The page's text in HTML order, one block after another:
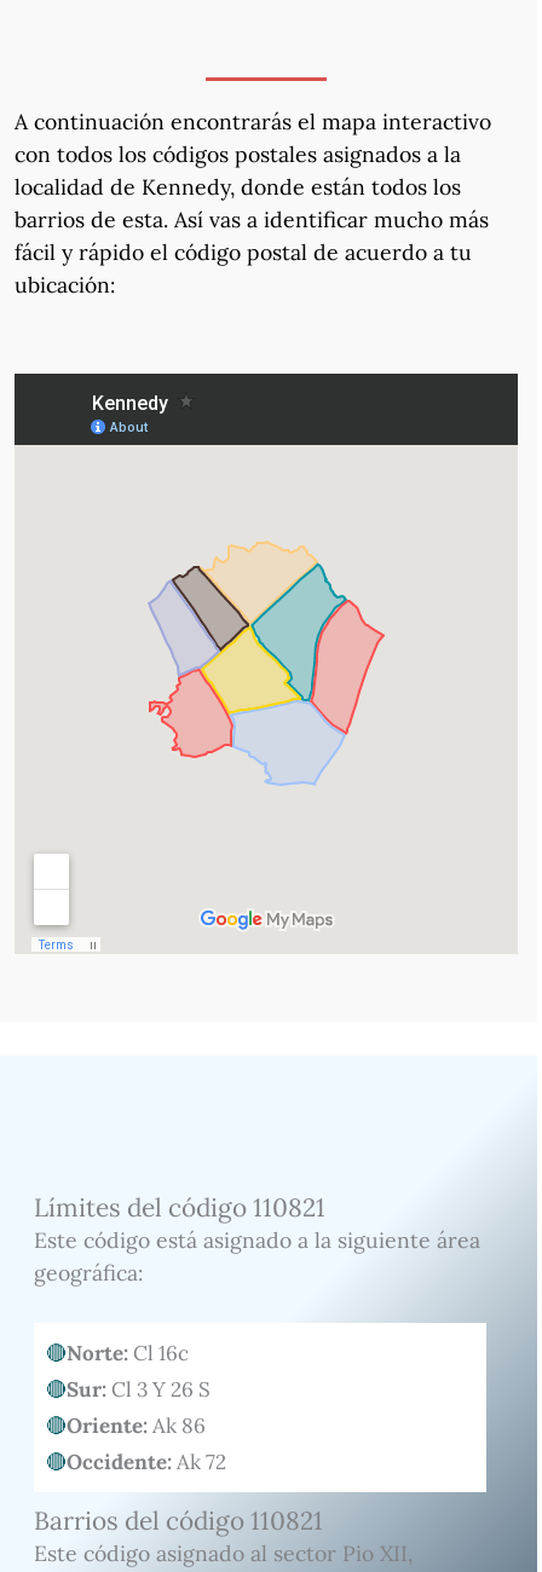
A continuación encontrarás el mapa interactivo
con todos los códigos postales asignados a la
localidad de Kennedy, donde están todos los
barrios de esta. Así vas a identificar mucho más
fácil y rápido el código postal de acuerdo a tu
ubicación:
Límites del código 110821
Este código está asignado a la siguiente área
geográfica:
Norte:Cl 16c
Sur:Cl 3 Y 26 S
Oriente:Ak 86
Occidente:Ak 72
Barrios del código 110821
Este código asignado al sector Pio XII,